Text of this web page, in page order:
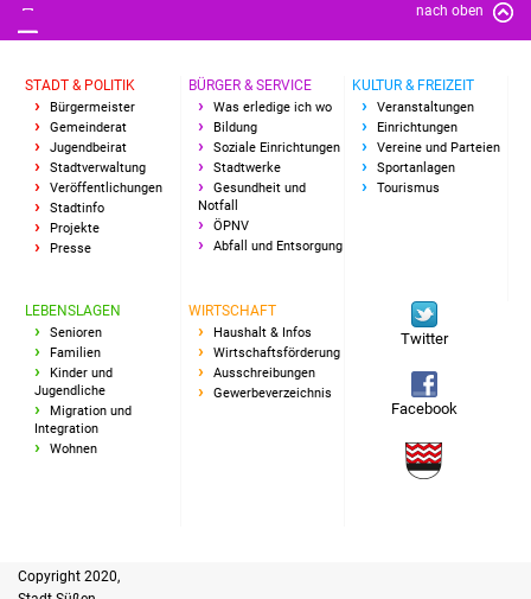
nach oben
STADT & POLITIK
Bürgermeister
Gemeinderat
Jugendbeirat
Stadtverwaltung
Veröffentlichungen
Stadtinfo
Projekte
Presse
BÜRGER & SERVICE
Was erledige ich wo
Bildung
Soziale Einrichtungen
Stadtwerke
Gesundheit und
Notfall
ÖPNV
Abfall und Entsorgung
KULTUR & FREIZEIT
Veranstaltungen
Einrichtungen
Vereine und Parteien
Sportanlagen
Tourismus
LEBENSLAGEN
Senioren
Familien
Kinder und
Jugendliche
Migration und
Integration
Wohnen
WIRTSCHAFT
Haushalt & Infos
Wirtschaftsförderung
Ausschreibungen
Gewerbeverzeichnis
Twitter
Facebook
Copyright 2020,